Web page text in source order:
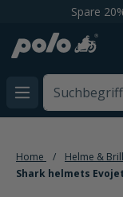
springenSpare
Home Helme &
Shark helmets